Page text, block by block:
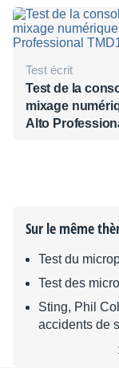
Test écrit
Test de la
mixage
Alto
Sur le même
Test du
Test des
Sting, Phil
accidents de